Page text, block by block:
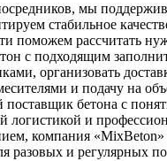
мы
стабильное
поможем рассчитать
с подходящим
организовать
и подачу на
поставщик бетона с
логистикой и
компания
разовых и регулярных